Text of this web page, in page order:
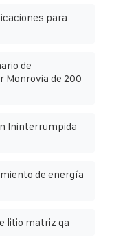
para
de
Monrovia de 200
Ininterrumpida
de energía
litio matriz qa